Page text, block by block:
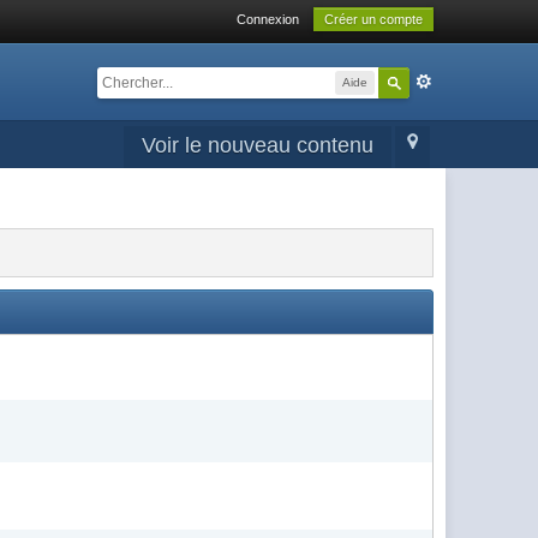
Connexion Créer un compte
Aide
Voir le nouveau contenu